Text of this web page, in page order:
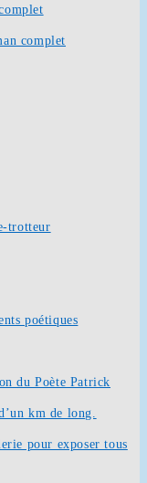
complet
trotteur
poétiques
du Poète Patrick
km de long.
pour exposer tous